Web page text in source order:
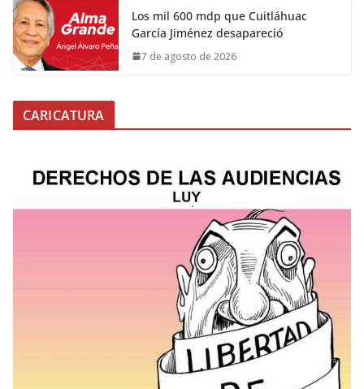
Los mil 600 mdp que Cuitláhuac
García Jiménez desapareció
7 de agosto de 2026
CARICATURA